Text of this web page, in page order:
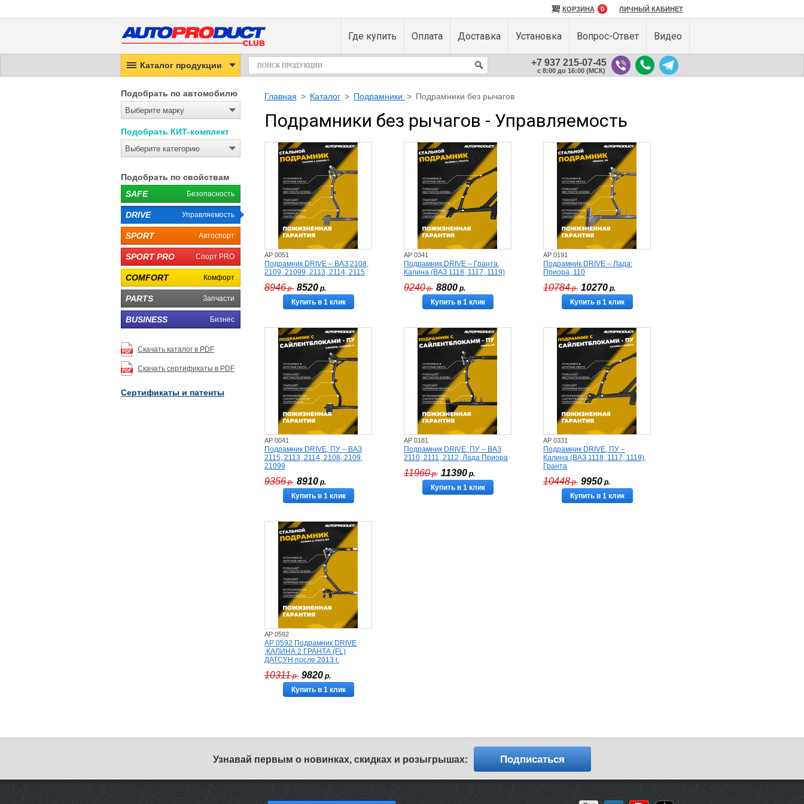
ЛИЧНЫЙ КАБИНЕТ
КОРЗИНА 0
Где купить Оплата Доставка Установка Вопрос-Ответ Видео
Каталог продукции +7 937 215-07-45
с 8:00 до 16:00 (МСК)
Подобрать по автомобилю
Выберите марку
Подобрать КИТ-комплект
Выберите категорию
Подобрать по свойствам
SAFE
Безопасность
DRIVE Управляемость
SPORT Автоспорт
SPORT PRO Спорт PRO
COMFORT Комфорт
PARTS Запчасти
BUSINESS Бизнес
Скачать каталог в PDF
Скачать сертификаты в PDF
Сертификаты и патенты
Главная > Каталог > Подрамники > Подрамники без рычагов
Подрамники без рычагов - Управляемость
AP 0051
Подрамник DRIVE – ВАЗ 2108,
2109, 21099, 2113, 2114, 2115
8946р. 8520 р.
Купить в 1 клик
AP 0341
Подрамник DRIVE – Гранта,
Калина (ВАЗ 1118, 1117, 1119)
9240р. 8800 р.
Купить в 1 клик
AP 0191
Подрамник DRIVE – Лада:
Приора, 110
10784р. 10270 р.
Купить в 1 клик
AP 0041
Подрамник DRIVE, ПУ – ВАЗ
2115, 2113, 2114, 2108, 2109,
21099
9356р. 8910 р.
Купить в 1 клик
AP 0181
Подрамник DRIVE, ПУ – ВАЗ
2110, 2111, 2112; Лада Приора
11960р. 11390 р.
Купить в 1 клик
AP 0331
Подрамник DRIVE, ПУ –
Калина (ВАЗ 1118, 1117, 1119),
Гранта
10448р. 9950 р.
Купить в 1 клик
AP 0592
AP 0592 Подрамник DRIVE
,КАЛИНА 2 ГРАНТА (FL)
ДАТСУН после 2013 г.
10311р. 9820 р.
Купить в 1 клик
Узнавай первым о новинках, скидках и розыгрышах: Подписаться